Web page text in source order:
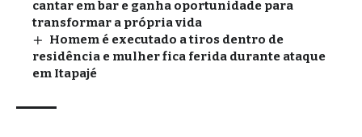
cantar em bar e ganha oportunidade para
transformar a própria vida
Homem é executado a tiros dentro de
residência e mulher fica ferida durante ataque
em Itapajé